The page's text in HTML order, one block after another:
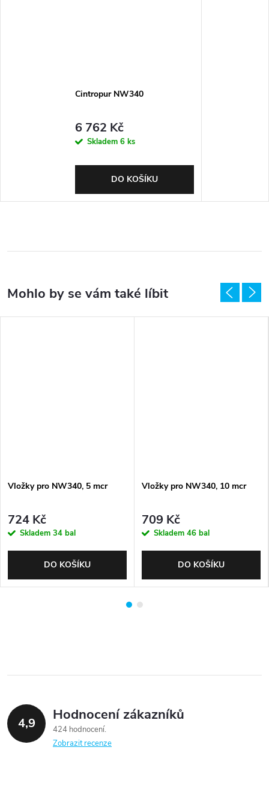
Cintropur NW340
6 762 Kč
Skladem 6 ks
DO KOŠÍKU
Vložky pro NW340, 5 mcr
724 Kč
Skladem 34 bal
DO KOŠÍKU
Vložky pro NW340, 10 mcr
709 Kč
Skladem 46 bal
DO KOŠÍKU
4,9 Hodnocení zákazníků
424 hodnocení
Zobrazit recenze